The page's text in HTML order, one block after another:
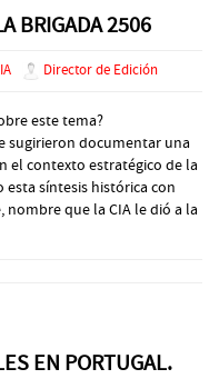
BRIGADA 2506
Director de Edición
este tema?
sugirieron documentar una
el contexto estratégico de la
esta síntesis histórica con
que la CIA le dió a la
EN PORTUGAL.